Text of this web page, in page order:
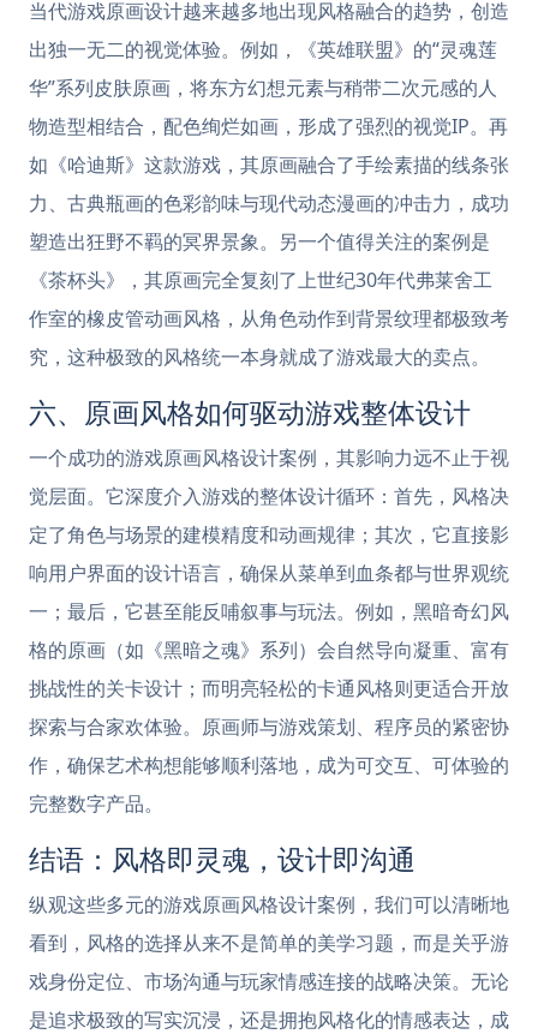
当代游戏原画设计越来越多地出现风格融合的趋势，创造
出独一无二的视觉体验。例如，《英雄联盟》的“灵魂莲
华”系列皮肤原画，将东方幻想元素与稍带二次元感的人
物造型相结合，配色绚烂如画，形成了强烈的视觉IP。再
如《哈迪斯》这款游戏，其原画融合了手绘素描的线条张
力、古典瓶画的色彩韵味与现代动态漫画的冲击力，成功
塑造出狂野不羁的冥界景象。另一个值得关注的案例是
《茶杯头》，其原画完全复刻了上世纪30年代弗莱舍工
作室的橡皮管动画风格，从角色动作到背景纹理都极致考
究，这种极致的风格统一本身就成了游戏最大的卖点。
六、原画风格如何驱动游戏整体设计
一个成功的游戏原画风格设计案例，其影响力远不止于视
觉层面。它深度介入游戏的整体设计循环：首先，风格决
定了角色与场景的建模精度和动画规律；其次，它直接影
响用户界面的设计语言，确保从菜单到血条都与世界观统
一；最后，它甚至能反哺叙事与玩法。例如，黑暗奇幻风
格的原画（如《黑暗之魂》系列）会自然导向凝重、富有
挑战性的关卡设计；而明亮轻松的卡通风格则更适合开放
探索与合家欢体验。原画师与游戏策划、程序员的紧密协
作，确保艺术构想能够顺利落地，成为可交互、可体验的
完整数字产品。
结语：风格即灵魂，设计即沟通
纵观这些多元的游戏原画风格设计案例，我们可以清晰地
看到，风格的选择从来不是简单的美学习题，而是关乎游
戏身份定位、市场沟通与玩家情感连接的战略决策。无论
是追求极致的写实沉浸，还是拥抱风格化的情感表达，成